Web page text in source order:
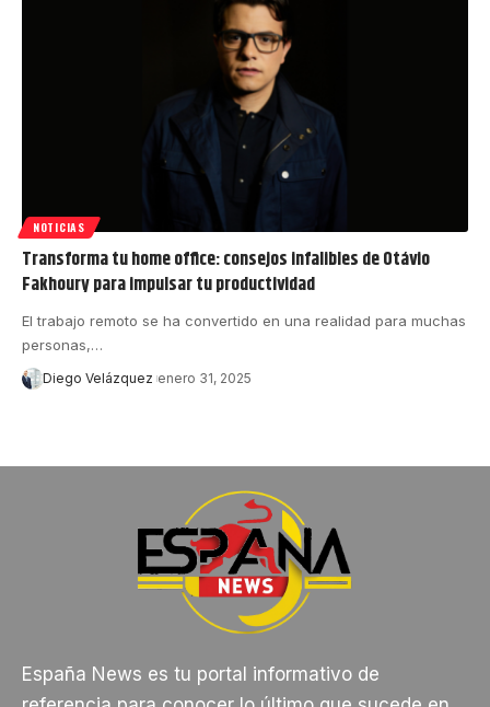
NOTICIAS
Transforma tu home office: consejos infalibles de Otávio
Fakhoury para impulsar tu productividad
El trabajo remoto se ha convertido en una realidad para muchas
personas,…
Diego Velázquez enero 31, 2025
España News es tu portal informativo de